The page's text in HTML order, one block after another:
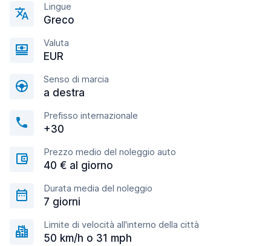
Lingue
Greco
Valuta
EUR
Senso di marcia
a destra
Prefisso internazionale
+30
Prezzo medio del noleggio auto
40 € al giorno
Durata media del noleggio
7 giorni
Limite di velocità all'interno della città
50 km/h o 31 mph